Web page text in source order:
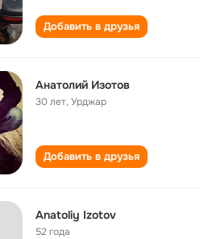
Добавить в друзья
Анатолий Изотов
30 лет,Урджар
Добавить в друзья
Anatoliy Izotov
52 года